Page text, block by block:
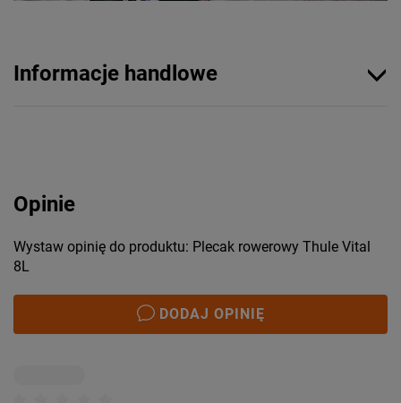
Informacje handlowe
Opinie
Wystaw opinię do produktu: Plecak rowerowy Thule Vital
8L
DODAJ OPINIĘ